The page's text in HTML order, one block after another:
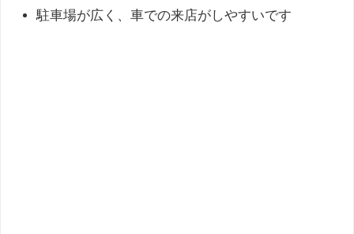
駐車場が広く、車での来店がしやすいです